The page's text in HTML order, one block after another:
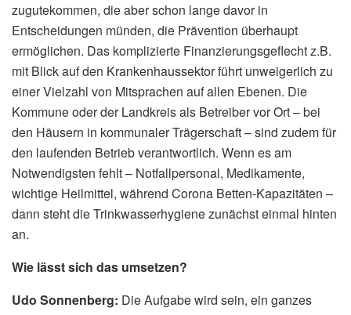
zugutekommen, die aber schon lange davor in
Entscheidungen münden, die Prävention überhaupt
ermöglichen. Das komplizierte Finanzierungsgeflecht z.B.
mit Blick auf den Krankenhaussektor führt unweigerlich zu
einer Vielzahl von Mitsprachen auf allen Ebenen. Die
Kommune oder der Landkreis als Betreiber vor Ort – bei
den Häusern in kommunaler Trägerschaft – sind zudem für
den laufenden Betrieb verantwortlich. Wenn es am
Notwendigsten fehlt – Notfallpersonal, Medikamente,
wichtige Heilmittel, während Corona Betten-Kapazitäten –
dann steht die Trinkwasserhygiene zunächst einmal hinten
an.
Wie lässt sich das umsetzen?
Udo Sonnenberg: Die Aufgabe wird sein, ein ganzes